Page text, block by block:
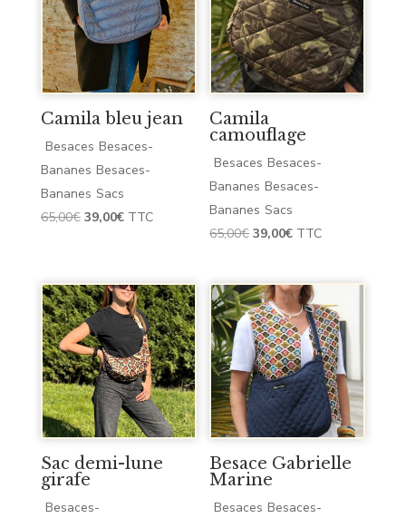
Camila bleu jean
Besaces Besaces-
Bananes Besaces-
Bananes Sacs
65,00€ Le
était :
65,00€.
39,00€Le
est :
39,00€.
TTC
Camila
camouflage
Besaces Besaces-
Bananes Besaces-
Bananes Sacs
65,00€ Le
initial
était :
65,00€.
39,00€Le
actuel
est :
39,00€.
TTC
Sac demi-lune
girafe
Besaces-
Besace Gabrielle
Marine
Besaces Besaces-